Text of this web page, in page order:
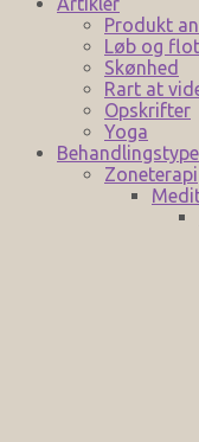
Produkt
Løb og
Skønhed
Rart at
Opskrifter
Yoga
Zoneterapi